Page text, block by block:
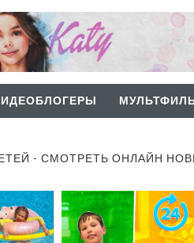
- СМОТРЕТЬ ОНЛАЙН